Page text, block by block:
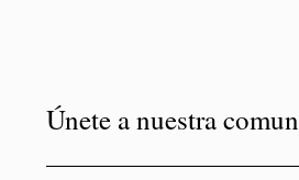
Únete a nuestra